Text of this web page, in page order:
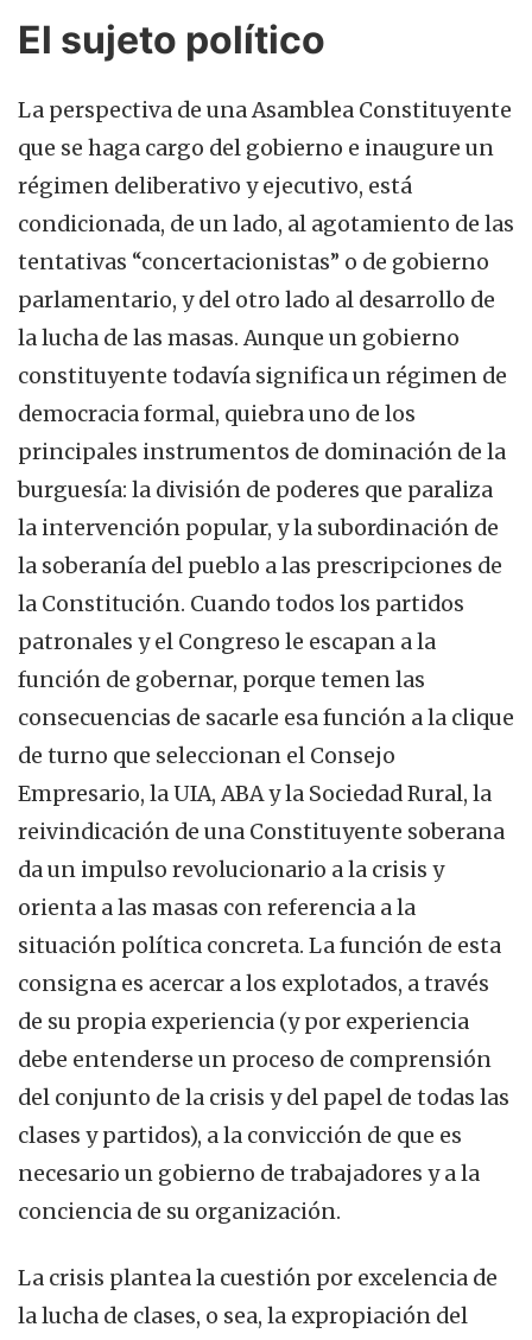
El sujeto político
La perspectiva de una Asamblea Constituyente
que se haga cargo del gobierno e inaugure un
régimen deliberativo y ejecutivo, está
condicionada, de un lado, al agotamiento de las
tentativas “concertacionistas” o de gobierno
parlamentario, y del otro lado al desarrollo de
la lucha de las masas. Aunque un gobierno
constituyente todavía significa un régimen de
democracia formal, quiebra uno de los
principales instrumentos de dominación de la
burguesía: la división de poderes que paraliza
la intervención popular, y la subordinación de
la soberanía del pueblo a las prescripciones de
la Constitución. Cuando todos los partidos
patronales y el Congreso le escapan a la
función de gobernar, porque temen las
consecuencias de sacarle esa función a la clique
de turno que seleccionan el Consejo
Empresario, la UIA, ABA y la Sociedad Rural, la
reivindicación de una Constituyente soberana
da un impulso revolucionario a la crisis y
orienta a las masas con referencia a la
situación política concreta. La función de esta
consigna es acercar a los explotados, a través
de su propia experiencia (y por experiencia
debe entenderse un proceso de comprensión
del conjunto de la crisis y del papel de todas las
clases y partidos), a la convicción de que es
necesario un gobierno de trabajadores y a la
conciencia de su organización.
La crisis plantea la cuestión por excelencia de
la lucha de clases, o sea, la expropiación del